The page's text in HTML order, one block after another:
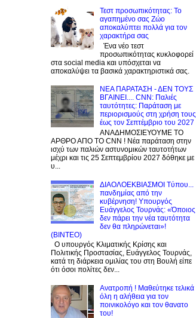
Τεστ προσωπικότητας: Το
αγαπημένο σας Zώο
αποκαλύπτει πολλά για τον
χαρακτήρα σας
Ένα νέο τεστ
προσωπικότητας κυκλοφορεί
στα social media και υπόσχεται να
αποκαλύψει τα βασικά χαρακτηριστικά σας.
NEA ΠΑΡΑΤΑΣΗ - ΔΕΝ ΤΟΥΣ
ΒΓΑΙΝΕΙ.... CNN: Παλιές
ταυτότητες: Παράταση με
περιορισμούς στη χρήση τους
έως τον Σεπτέμβριο του 2027
ΑΝΑΔΗΜΟΣΙΕΥΟΥΜΕ ΤΟ
ΑΡΘΡΟ ΑΠΟ ΤΟ CNN ! Νέα παράταση στην
ισχύ των παλιών αστυνομικών ταυτοτήτων
μέχρι και τις 25 Σεπτεμβρίου 2027 δόθηκε με
υ...
ΔΙΑΟΛΟΕΚΒΙΑΣΜΟΙ Tύπου...
πανδημίας από την
κυβέρνηση! Υπουργός
Ευάγγελος Τουρνάς: «Όποιος
δεν πάρει την νέα ταυτότητα
δεν θα πληρώνεται»!
(BINTEO)
Ο υπουργός Κλιματικής Κρίσης και
Πολιτικής Προστασίας, Ευάγγελος Τουρνάς,
κατά τη διάρκεια ομιλίας του στη Βουλή είπε
ότι όσοι πολίτες δεν...
Ανατροπή ! Mαθεύτηκε τελικά
όλη η αλήθεια για τον
ποινικολόγο και τον θανατο
του!